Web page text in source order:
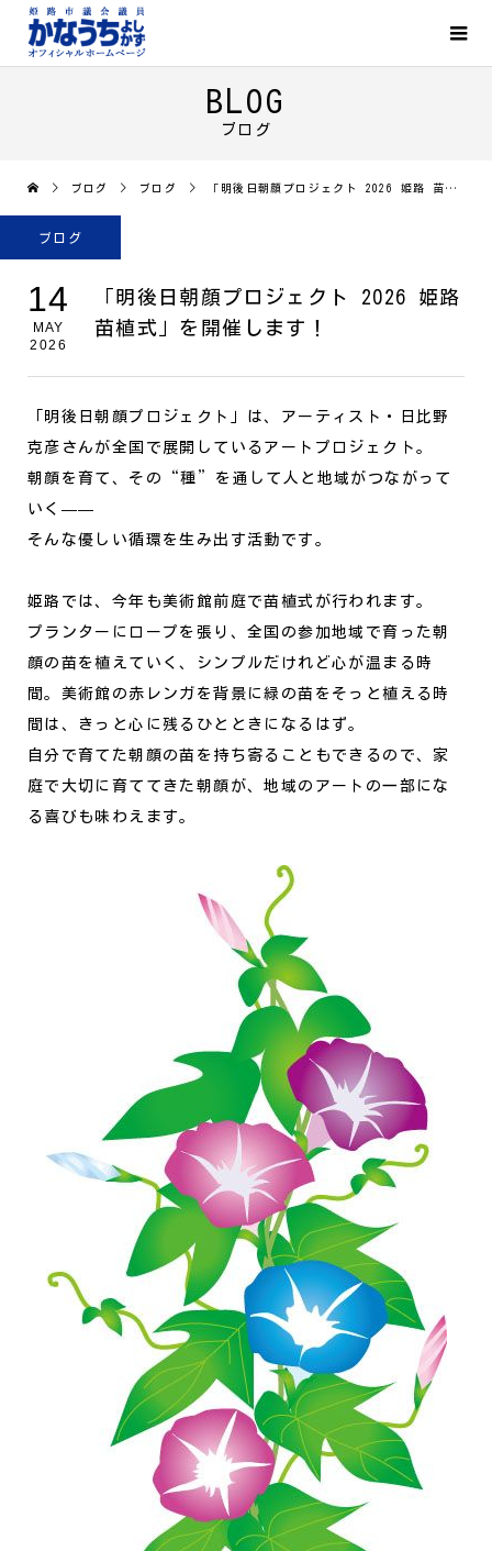
BLOG
ブログ
ブログ ブログ 「明後日朝顔プロジェクト 2026 姫路 苗植式」を開催します！
ブログ
14
MAY
2026
「明後日朝顔プロジェクト 2026 姫路
苗植式」を開催します！
「明後日朝顔プロジェクト」は、アーティスト・日比野
克彦さんが全国で展開しているアートプロジェクト。
朝顔を育て、その“種”を通して人と地域がつながって
いく——
そんな優しい循環を生み出す活動です。
姫路では、今年も美術館前庭で苗植式が行われます。
プランターにロープを張り、全国の参加地域で育った朝
顔の苗を植えていく、シンプルだけれど心が温まる時
間。美術館の赤レンガを背景に緑の苗をそっと植える時
間は、きっと心に残るひとときになるはず。
自分で育てた朝顔の苗を持ち寄ることもできるので、家
庭で大切に育ててきた朝顔が、地域のアートの一部にな
る喜びも味わえます。